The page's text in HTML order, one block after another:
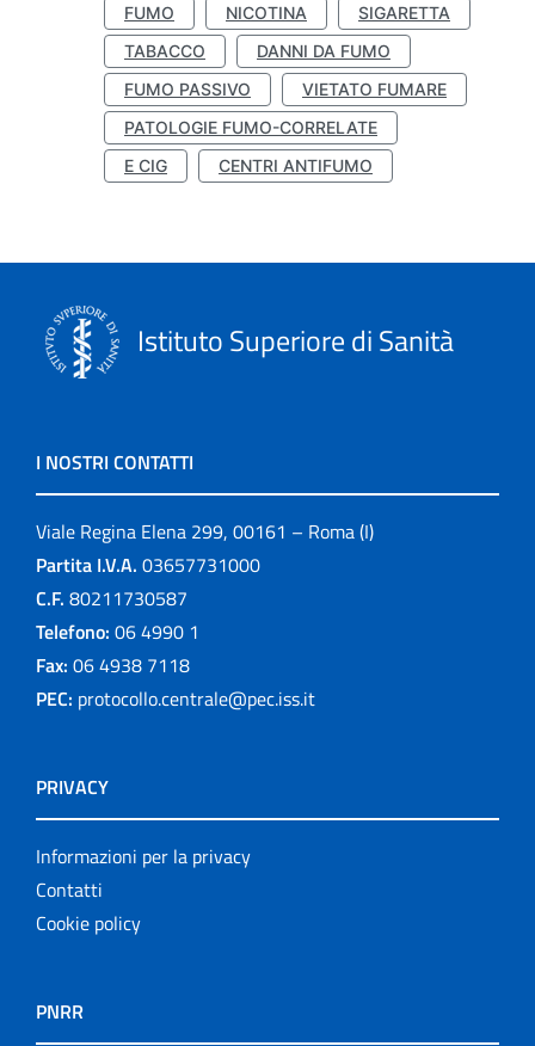
FUMO NICOTINA
SIGARETTA
TABACCO
DANNI DA FUMO
FUMO PASSIVO
VIETATO FUMARE
PATOLOGIE FUMO-CORRELATE
E CIG
CENTRI ANTIFUMO
Istituto Superiore di Sanità
I NOSTRI CONTATTI
Viale Regina Elena 299, 00161 – Roma (I)
Partita I.V.A. 03657731000
C.F. 80211730587
Telefono: 06 4990 1
Fax: 06 4938 7118
PEC: protocollo.centrale@pec.iss.it
PRIVACY
Informazioni per la privacy
Contatti
Cookie policy
PNRR